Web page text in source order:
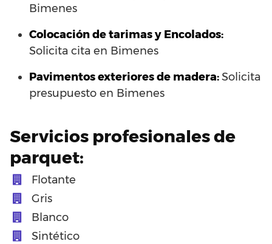
Bimenes
Colocación de tarimas y Encolados:
Solicita cita en Bimenes
Pavimentos exteriores de madera:Solicita
presupuesto en Bimenes
Servicios profesionales de
parquet:
Flotante
Gris
Blanco
Sintético